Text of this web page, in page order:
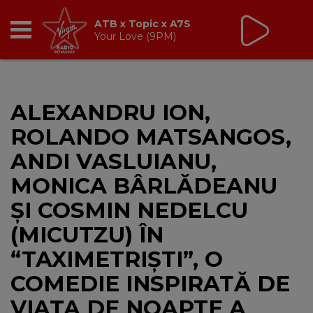
BREAKFAST
TIC TALK
CÂȘTIGĂ
HOT 30
DANCEFLOOR CHART
RADIO ACADEMY
Virgin Radio Music
cu Alina Chinie
19:00 - 21:00
ALEXANDRU ION,
ROLANDO MATSANGOS,
ANDI VASLUIANU,
MONICA BÂRLĂDEANU
ȘI COSMIN NEDELCU
(MICUTZU) ÎN
“TAXIMETRIȘTI”, O
COMEDIE INSPIRATĂ DE